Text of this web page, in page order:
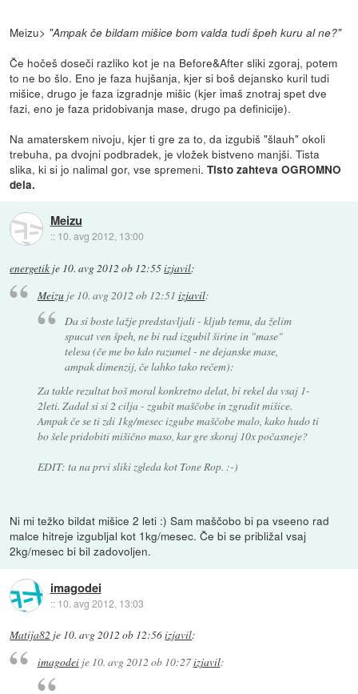
Meizu> "Ampak če bildam mišice bom valda tudi špeh kuru al ne?"
Če hočeš doseči razliko kot je na Before&After sliki zgoraj, potem
to ne bo šlo. Eno je faza hujšanja, kjer si boš dejansko kuril tudi
mišice, drugo je faza izgradnje mišic (kjer imaš znotraj spet dve
fazi, eno je faza pridobivanja mase, drugo pa definicije).
Na amaterskem nivoju, kjer ti gre za to, da izgubiš "šlauh" okoli
trebuha, pa dvojni podbradek, je vložek bistveno manjši. Tista
slika, ki si jo nalimal gor, vse spremeni.Tisto zahteva OGROMNO
dela.
Meizu
:: 10. avg 2012, 13:00
energetik je 10. avg 2012 ob 12:55izjavil:
Meizuje 10. avg 2012 ob 12:51 izjavil:
Da si boste lažje predstavljali - kljub temu, da želim
spucat ven špeh, ne bi rad izgubil širine in "mase"
telesa (če me bo kdo razumel - ne dejanske mase,
ampak dimenzij, če lahko tako rečem):
Za takle rezultat boš moral konkretno delat, bi rekel da vsaj 1-
2leti. Zadal si si 2 cilja - zgubit maščobe in zgradit mišice.
Ampak če se ti zdi 1kg/mesec izgube maščobe malo, kako hudo ti
bo šele pridobiti mišično maso, kar gre skoraj 10x počasneje?
EDIT: ta na prvi sliki zgleda kot Tone Rop. :-)
Ni mi težko bildat mišice 2 leti :) Sam maščobo bi pa vseeno rad
malce hitreje izgubljal kot 1kg/mesec. Če bi se približal vsaj
2kg/mesec bi bil zadovoljen.
imagodei
:: 10. avg 2012, 13:03
Matija82 je 10. avg 2012 ob 12:56izjavil:
imagodeije 10. avg 2012 ob 10:27izjavil: